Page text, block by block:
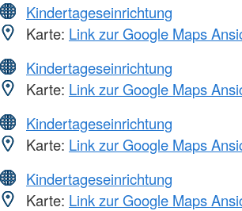
Kindertageseinrichtung
Karte: Link zur Google Maps
Kindertageseinrichtung
Karte: Link zur Google Maps
Kindertageseinrichtung
Karte: Link zur Google Maps
Kindertageseinrichtung
Karte: Link zur Google Maps